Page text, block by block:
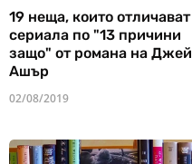
19 неща, които отличават
сериала по "13 причини
защо" от романа на Джей
Ашър
02/08/2019